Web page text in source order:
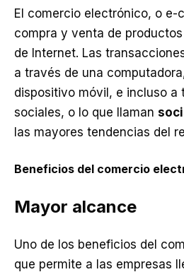
El comercio electrónico, o e-
compra y venta de
de Internet. Las
a través de una
dispositivo móvil, e incluso a
sociales, o lo que llaman
las mayores tendencias del
Beneficios del comercio
Mayor alcance
Uno de los beneficios del
que permite a las empresas